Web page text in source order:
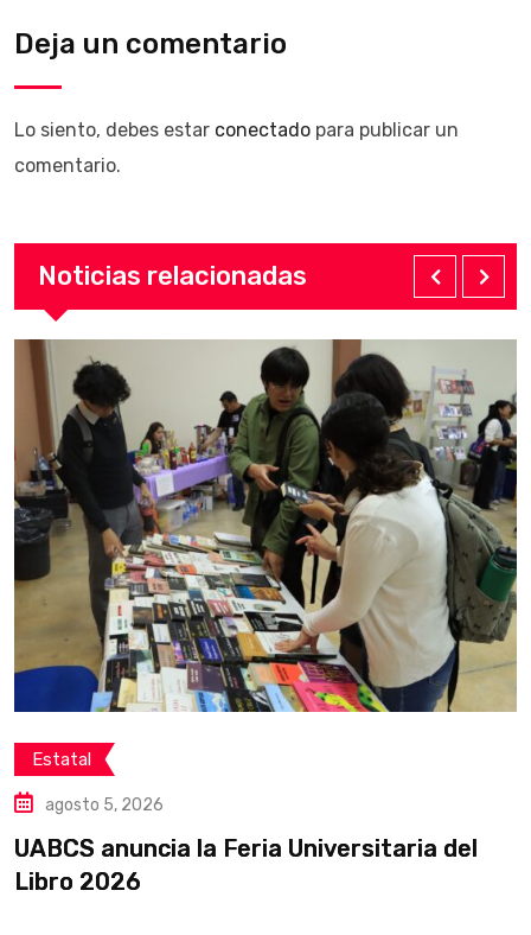
Deja un comentario
Lo siento, debes estar conectado para publicar un
comentario.
Noticias relacionadas
Estatal
agosto 5, 2026
UABCS anuncia la Feria Universitaria del
Libro 2026